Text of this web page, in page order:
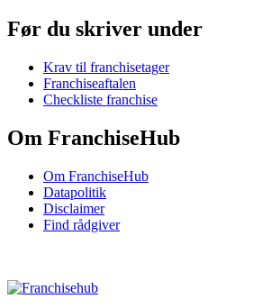
Før du skriver under
Krav til franchisetager
Franchiseaftalen
Checkliste franchise
Om FranchiseHub
Om FranchiseHub
Datapolitik
Disclaimer
Find rådgiver